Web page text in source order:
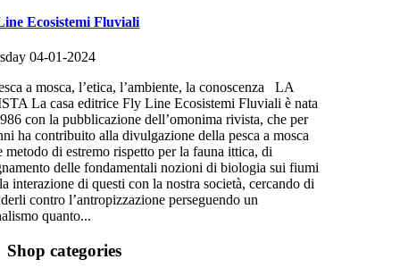
Ecosistemi Fluviali
04-01-2024
a mosca, l’etica, l’ambiente, la conoscenza LA
La casa editrice Fly Line Ecosistemi Fluviali è nata
con la pubblicazione dell’omonima rivista, che per
ha contribuito alla divulgazione della pesca a mosca
metodo di estremo rispetto per la fauna ittica, di
delle fondamentali nozioni di biologia sui fiumi
interazione di questi con la nostra società, cercando di
contro l’antropizzazione perseguendo un
quanto...
Shop categories